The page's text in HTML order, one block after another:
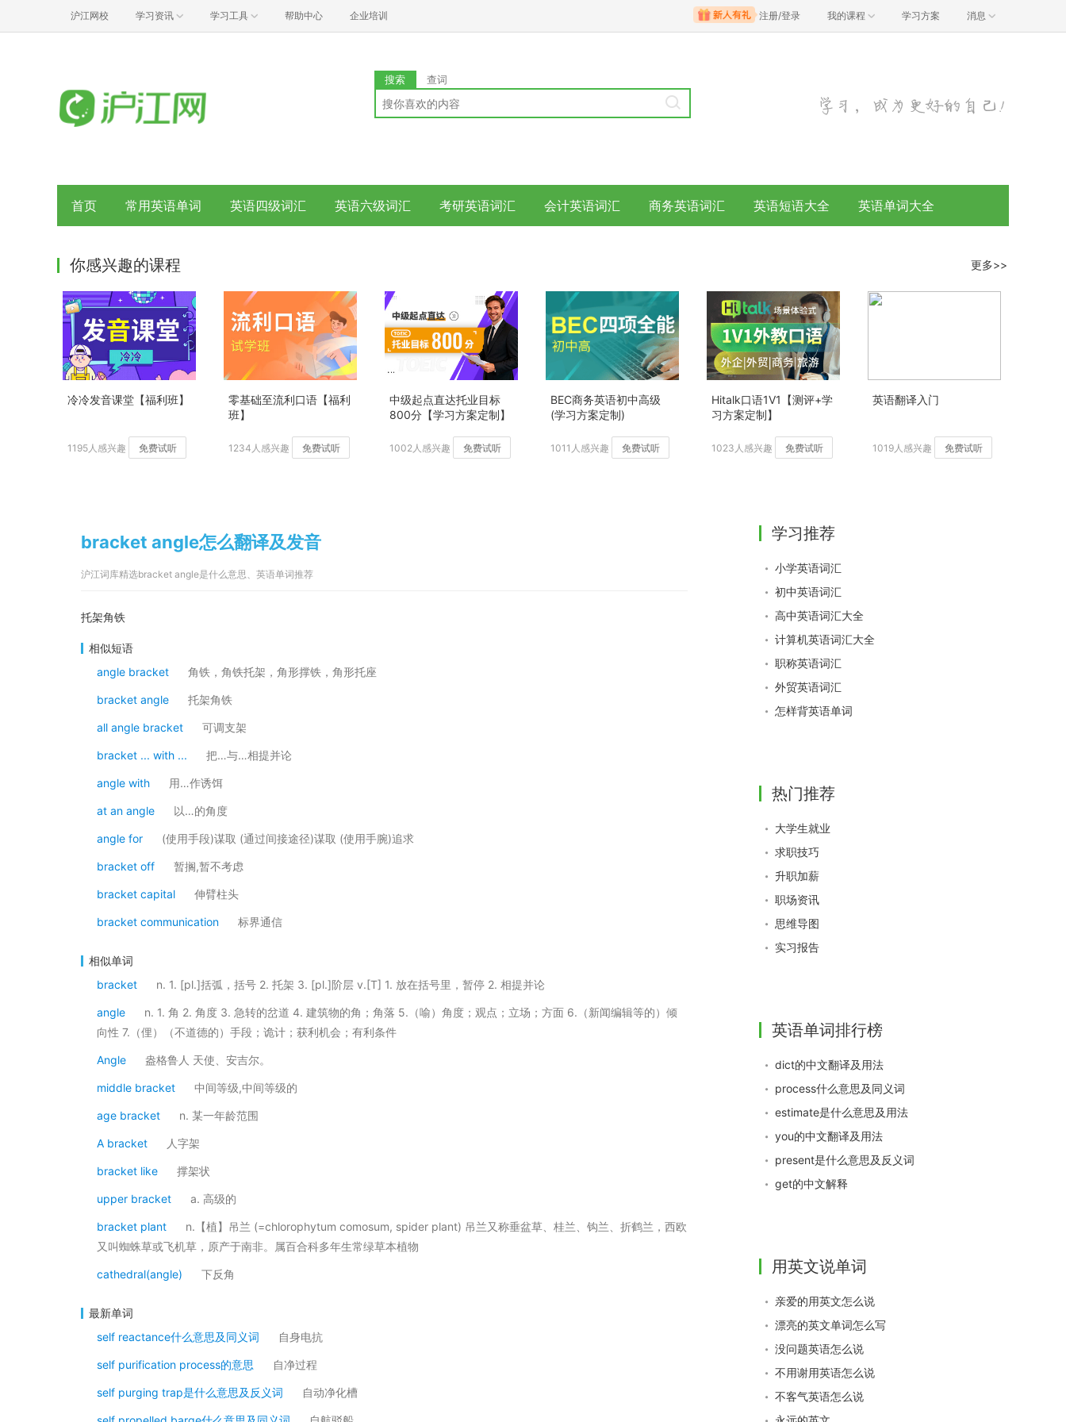
沪江网校 学习资讯 学习工具 帮助中心 企业培训 注册/登录 我的课程 学习方案 消息
搜索 查词
首页 常用英语单词 英语四级词汇 英语六级词汇 考研英语词汇 会计英语词汇 商务英语词汇 英语短语大全 英语单词大全
你感兴趣的课程 更多>>
冷冷发音课堂【福利班】
1195人感兴趣 免费试听
零基础至流利口语【福利
班】
1234人感兴趣 免费试听
中级起点直达托业目标
800分【学习方案定制】
1002人感兴趣 免费试听
BEC商务英语初中高级
(学习方案定制)
1011人感兴趣 免费试听
Hitalk口语1V1【测评+学
习方案定制】
1023人感兴趣 免费试听
英语翻译入门
1019人感兴趣 免费试听
bracket angle怎么翻译及发音
沪江词库精选bracket angle是什么意思、英语单词推荐
托架角铁
相似短语
angle bracket
角铁，角铁托架，角形撑铁，角形托座
bracket angle 托架角铁
all angle bracket 可调支架
bracket ... with ... 把…与…相提并论
angle with 用…作诱饵
at an angle 以…的角度
angle for (使用手段)谋取 (通过间接途径)谋取 (使用手腕)追求
bracket off 暂搁,暂不考虑
bracket capital 伸臂柱头
bracket communication 标界通信
相似单词
bracket
n. 1. [pl.]括弧，括号 2. 托架 3. [pl.]阶层 v.[T] 1. 放在括号里，暂停 2. 相提并论
angle
n. 1. 角 2. 角度 3. 急转的岔道 4. 建筑物的角；角落 5.（喻）角度；观点；立场；方面 6.（新闻编辑等的）倾
向性 7.（俚）（不道德的）手段；诡计；获利机会；有利条件
Angle 盎格鲁人 天使、安吉尔。
middle bracket 中间等级,中间等级的
age bracket n. 某一年龄范围
A bracket 人字架
bracket like 撑架状
upper bracket a. 高级的
bracket plant
n.【植】吊兰 (=chlorophytum comosum, spider plant) 吊兰又称垂盆草、桂兰、钩兰、折鹤兰，西欧
又叫蜘蛛草或飞机草，原产于南非。属百合科多年生常绿草本植物
cathedral(angle) 下反角
最新单词
self reactance什么意思及同义词
自身电抗
self purification process的意思 自净过程
self purging trap是什么意思及反义词 自动净化槽
学习推荐
小学英语词汇
初中英语词汇
高中英语词汇大全
计算机英语词汇大全
职称英语词汇
外贸英语词汇
怎样背英语单词
热门推荐
大学生就业
求职技巧
升职加薪
职场资讯
思维导图
实习报告
英语单词排行榜
dict的中文翻译及用法
process什么意思及同义词
estimate是什么意思及用法
you的中文翻译及用法
present是什么意思及反义词
get的中文解释
用英文说单词
亲爱的用英文怎么说
漂亮的英文单词怎么写
没问题英语怎么说
不用谢用英语怎么说
不客气英语怎么说